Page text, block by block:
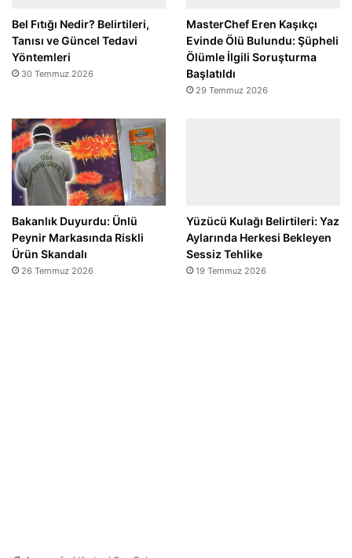
Bel Fıtığı Nedir? Belirtileri,
Tanısı ve Güncel Tedavi
Yöntemleri
30 Temmuz 2026
MasterChef Eren Kaşıkçı
Evinde Ölü Bulundu: Şüpheli
Ölümle İlgili Soruşturma
Başlatıldı
29 Temmuz 2026
Bakanlık Duyurdu: Ünlü
Peynir Markasında Riskli
Ürün Skandalı
26 Temmuz 2026
Yüzücü Kulağı Belirtileri: Yaz
Aylarında Herkesi Bekleyen
Sessiz Tehlike
19 Temmuz 2026